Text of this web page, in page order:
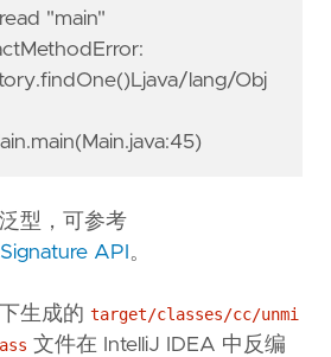
"main"
lang/Obj
型，可参考
API 。
生成的 target/classes/cc/unmi
文件在 IntelliJ IDEA 中反编